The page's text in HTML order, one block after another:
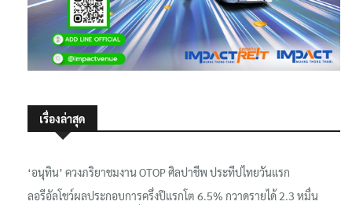
เรื่องล่าสุด
‘อนุทิน’ ควงภริยาชมงาน OTOP ศิลปาชีพ ประทีปไทยวันแรก
ลอรีอัลโชว์ผลประกอบการครึ่งปีแรกโต 6.5% กวาดรายได้ 2.3 หมื่น